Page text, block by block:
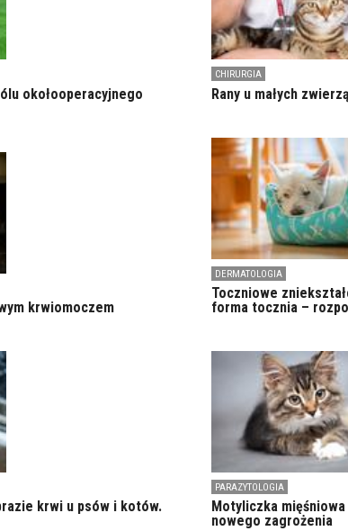
okołooperacyjnego
krwiomoczem
krwi u psów i kotów.
CHIRURGIA
Rany u małych
DERMATOLOGIA
Toczniowe
forma tocznia –
PARAZYTOLOGIA
Motyliczka
nowego zagrożenia